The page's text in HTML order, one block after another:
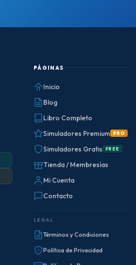
PÁGINAS
Inicio
Blog
Libro Completo
Simuladores Premium
PRO
Simuladores Gratis FREE
Tienda / Membresías
Mi Cuenta
Contacto
LEGAL
Términos y Condiciones
Política de Privacidad